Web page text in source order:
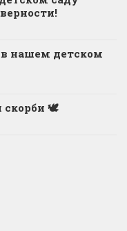
нашем детском
скорби 🕊